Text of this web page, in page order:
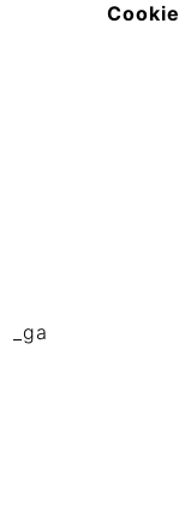
Cookie
_ga